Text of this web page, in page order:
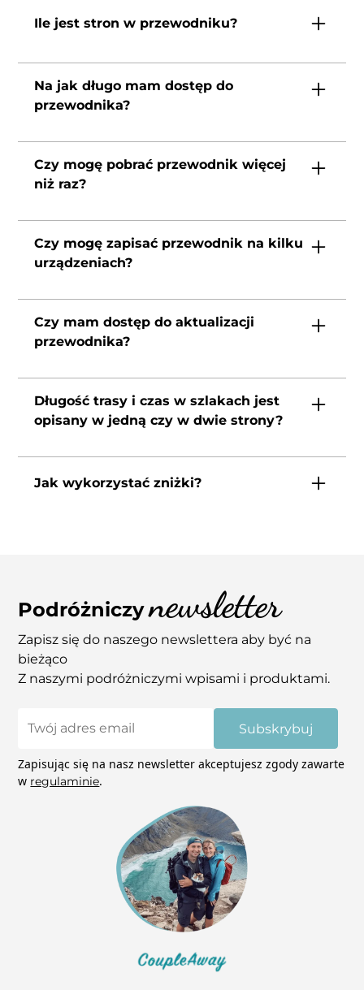
Ile jest stron w przewodniku?
630 stron
Przewodnik po Lanzarote 233 strony
Przewodnik po Fuerteventurze 352 strony
Przewodnik po Teneryfie 552 stron
Na jak długo mam dostęp do
przewodnika?
Czy mogę pobrać przewodnik więcej
niż raz?
dowolną ilość razy.
Czy mogę zapisać przewodnik na kilku
urządzeniach?
na wszystkich swoich urządzeniach.
Czy mam dostęp do aktualizacji
przewodnika?
dostępdo
aktualizacji, który jest darmowy.
Wystarczy, że pobierzesz przewodnik jeszcze
raz z maila, który otrzymasz w potwierdzeniu
Długość trasy i czas w szlakach jest
opisany w jedną czy w dwie strony?
Jak wykorzystać zniżki?
Podróżniczynewsletter
Zapisz się do naszego newslettera aby być na
bieżąco
Z naszymi podróżniczymi wpisami i produktami.
Subskrybuj
Zapisując się na nasz newsletter akceptujesz zgody zawarte
w regulaminie.